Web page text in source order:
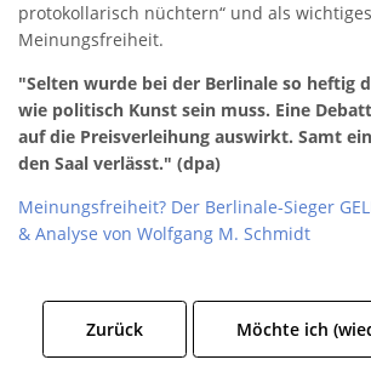
protokollarisch nüchtern“ und als
Meinungsfreiheit.
"Selten wurde bei der Berlinale so heftig
wie politisch Kunst sein muss. Eine
auf die Preisverleihung auswirkt. Samt
den Saal verlässt." (dpa)
Meinungsfreiheit? Der Berlinale-Sieger
& Analyse von Wolfgang M. Schmidt
Zurück Möchte ich